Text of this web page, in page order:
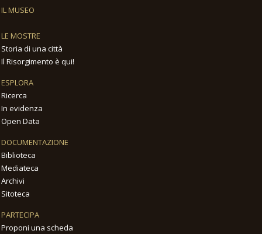
IL MUSEO
LE MOSTRE
Storia di una città
Il Risorgimento è qui!
ESPLORA
Ricerca
In evidenza
Open Data
DOCUMENTAZIONE
Biblioteca
Mediateca
Archivi
Sitoteca
PARTECIPA
Proponi una scheda